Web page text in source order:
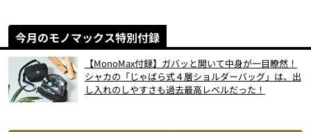
今月のモノマックス特別付録
【MonoMax付録】ガバッと開いて中身が一目瞭然！
シャカの「じゃばら式４層ショルダーバッグ」は、出
し入れのしやすさも過去最高レベルだった！